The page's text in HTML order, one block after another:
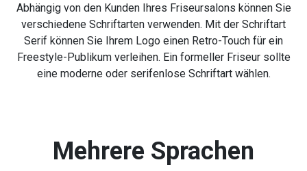
Abhängig von den Kunden Ihres Friseursalons können Sie
verschiedene Schriftarten verwenden. Mit der Schriftart
Serif können Sie Ihrem Logo einen Retro-Touch für ein
Freestyle-Publikum verleihen. Ein formeller Friseur sollte
eine moderne oder serifenlose Schriftart wählen.
Mehrere Sprachen